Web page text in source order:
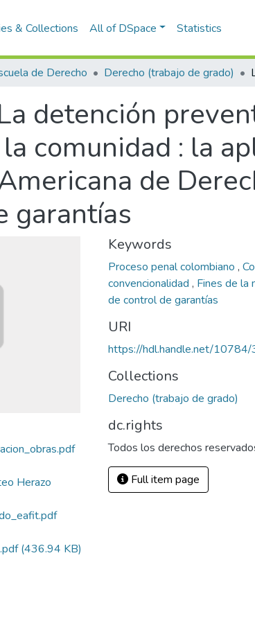
& Collections All of DSpace Statistics
de Derecho Derecho (trabajo de grado)
detención
comunidad : la
de
garantías
Herazo
(436.94 KB)
Keywords
Proceso penal colombiano ,
convencionalidad , Fines de la
de control de garantías
URI
https://hdl.handle.net/
Collections
Derecho (trabajo de grado)
dc.rights
Todos los derechos
Full item page